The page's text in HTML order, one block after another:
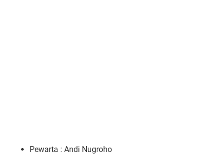
Pewarta : Andi Nugroho